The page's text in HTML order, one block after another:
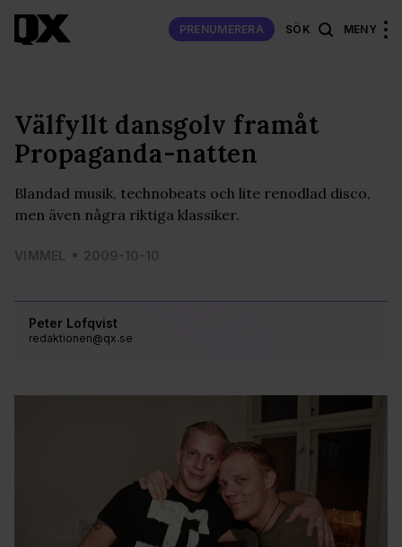
PRENUMERERA SÖK MENY
Peter Lofqvist
redaktionen@qx.se
Välfyllt dansgolv framåt
Propaganda-natten
Blandad musik, technobeats och lite renodlad disco,
men även några riktiga klassiker.
VIMMEL 2009-10-10